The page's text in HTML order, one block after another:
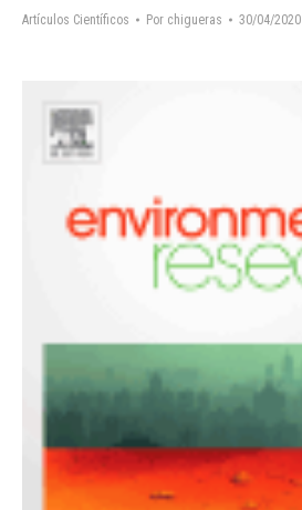
Artículos Científicos Por chigueras 30/04/2020